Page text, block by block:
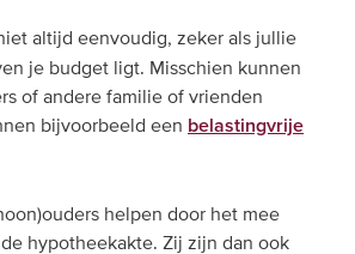
altijd eenvoudig, zeker als jullie
je budget ligt. Misschien kunnen
of andere familie of vrienden
bijvoorbeeld een belastingvrije
helpen door het mee
hypotheekakte. Zij zijn dan ook